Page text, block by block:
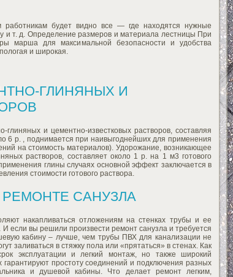
будет видно все — где находятся нужные
и т. д. Определение размеров и материала лестницы При
марша для максимальной безопасности и удобства
и широкая.
ГЛИНЯНЫХ И
и цементно-известковых растворов, составляя
6 р. , поднимается при наивыгоднейших для применения
на стоимость материалов). Удорожание, возникающее
растворов, составляет около 1 р. на 1 м3 готового
глины случаях основной эффект заключается в
стоимости готового раствора.
САНУЗЛА
накапливаться отложениям на стенках трубы и ее
если вы решили произвести ремонт санузла и требуется
кабину – лучше, чем трубы ПВХ для канализации не
заливаться в стяжку пола или «прятаться» в стенах. Как
эксплуатации и легкий монтаж, но также широкий
простоту соединений и подключения разных
и душевой кабины. Что делает ремонт легким,